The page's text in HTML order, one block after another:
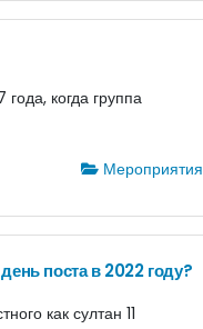
когда группа
Мероприятия
поста в 2022 году?
как султан 11